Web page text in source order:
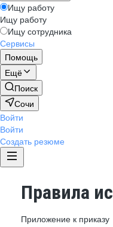
Ищу работу
Ищу работу
Ищу сотрудника
Сервисы
Помощь
Ещё
Поиск
Сочи
Войти
Войти
Создать резюме
Правила
Приложение к приказу